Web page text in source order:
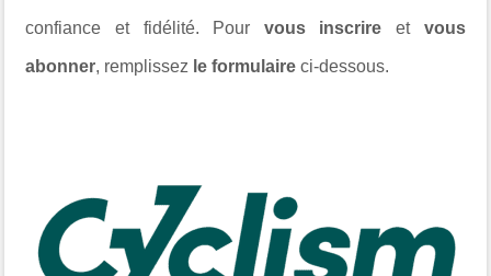
confiance et fidélité. Pour vous inscrire etvous
abonner, remplissez le formulaireci-dessous.